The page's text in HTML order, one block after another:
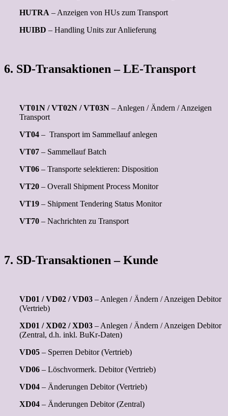
HUTRA – Anzeigen von HUs zum Transport
HUIBD – Handling Units zur Anlieferung
6. SD-Transaktionen – LE-Transport
VT01N / VT02N / VT03N – Anlegen / Ändern / Anzeigen
Transport
VT04 – Transport im Sammellauf anlegen
VT07 – Sammellauf Batch
VT06 – Transporte selektieren: Disposition
VT20 – Overall Shipment Process Monitor
VT19 – Shipment Tendering Status Monitor
VT70 – Nachrichten zu Transport
7. SD-Transaktionen – Kunde
VD01 / VD02 / VD03 – Anlegen / Ändern / Anzeigen Debitor
(Vertrieb)
XD01 / XD02 / XD03 – Anlegen / Ändern / Anzeigen Debitor
(Zentral, d.h. inkl. BuKr-Daten)
VD05 – Sperren Debitor (Vertrieb)
VD06 – Löschvormerk. Debitor (Vertrieb)
VD04 – Änderungen Debitor (Vertrieb)
XD04 – Änderungen Debitor (Zentral)